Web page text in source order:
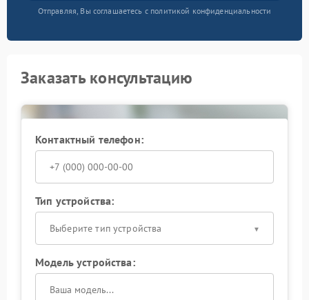
Отправляя, Вы соглашаетесь с политикой конфиденциальности
Заказать консультацию
Контактный телефон:
Тип устройства:
Выберите тип устройства
Модель устройства: